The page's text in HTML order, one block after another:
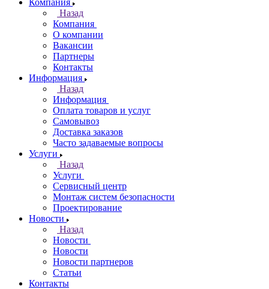
Компания
Назад
Компания
О компании
Вакансии
Партнеры
Контакты
Информация
Назад
Информация
Оплата товаров и услуг
Самовывоз
Доставка заказов
Часто задаваемые вопросы
Услуги
Назад
Услуги
Сервисный центр
Монтаж систем безопасности
Проектирование
Новости
Назад
Новости
Новости
Новости партнеров
Статьи
Контакты